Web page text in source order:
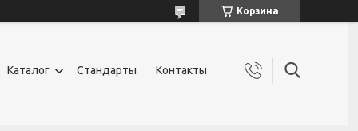
Корзина
Каталог Стандарты Контакты